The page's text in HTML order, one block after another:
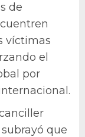
de
víctimas
el
por
que